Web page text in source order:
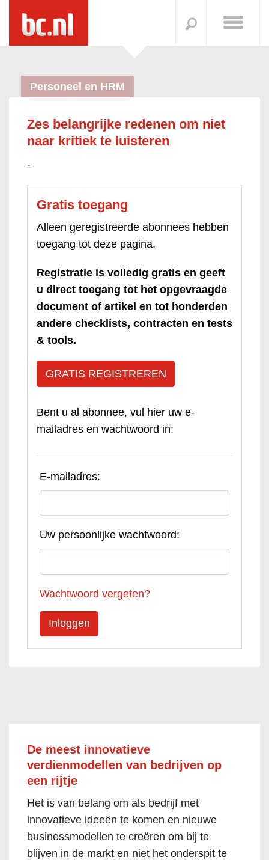
Personeel en HRM
Zes belangrijke redenen om niet
naar kritiek te luisteren
-
Gratis toegang
Alleen geregistreerde abonnees hebben
toegang tot deze pagina.
Registratie is volledig gratis en geeft
u direct toegang tot het opgevraagde
document of artikel en tot honderden
andere checklists, contracten en tests
& tools.
GRATIS REGISTREREN
Bent u al abonnee, vul hier uw e-
mailadres en wachtwoord in:
E-mailadres:
Uw persoonlijke wachtwoord:
Wachtwoord vergeten?
De meest innovatieve
verdienmodellen van bedrijven op
een rijtje
Het is van belang om als bedrijf met
innovatieve ideeën te komen en nieuwe
businessmodellen te creëren om bij te
blijven in de markt en niet het onderspit te